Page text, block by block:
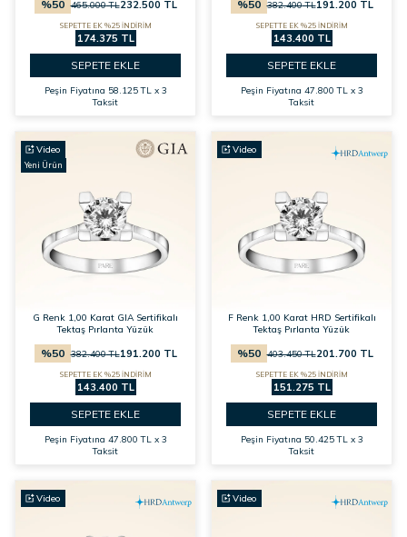
%50 465.000TL232.500 TL
SEPETTE EK %25 İNDİRİM
174.375 TL
SEPETE EKLE
Peşin Fiyatına 58.125 TL x 3
Taksit
%50 382.400TL191.200 TL
SEPETTE EK %25 İNDİRİM
143.400 TL
SEPETE EKLE
Peşin Fiyatına 47.800 TL x 3
Taksit
Video
Yeni Ürün
G Renk 1,00 Karat GIA Sertifikalı
Tektaş Pırlanta Yüzük
%50 382.400TL191.200 TL
SEPETTE EK %25 İNDİRİM
143.400 TL
SEPETE EKLE
Peşin Fiyatına 47.800 TL x 3
Taksit
Video
F Renk 1,00 Karat HRD Sertifikalı
Tektaş Pırlanta Yüzük
%50 403.450TL201.700 TL
SEPETTE EK %25 İNDİRİM
151.275 TL
SEPETE EKLE
Peşin Fiyatına 50.425 TL x 3
Taksit
Video Video